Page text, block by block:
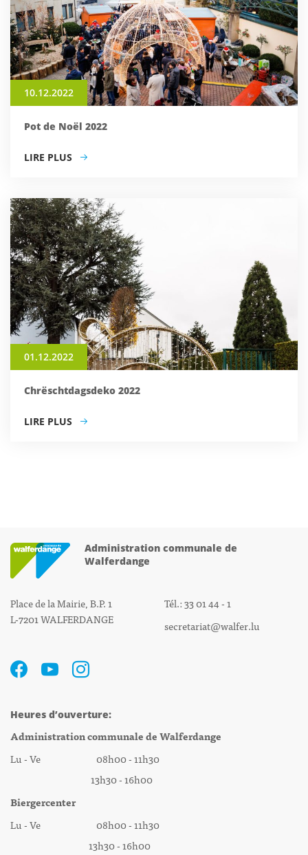
10.12.2022
Pot de Noël 2022
LIRE PLUS
01.12.2022
Chrëschtdagsdeko 2022
LIRE PLUS
Administration communale de
Walferdange
Place de la Mairie, B.P. 1
L-7201 WALFERDANGE
Tél.: 33 01 44 - 1
secretariat@walfer.lu
Heures d’ouverture:
Administration communale de Walferdange
Lu - Ve 08h00 - 11h30
13h30 - 16h00
Biergercenter
Lu - Ve 08h00 - 11h30
13h30 - 16h00